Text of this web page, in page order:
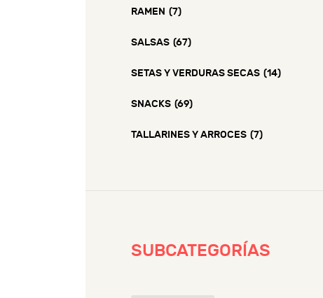
RAMEN (7)
SALSAS (67)
SETAS Y VERDURAS SECAS (14)
SNACKS (69)
TALLARINES Y ARROCES (7)
SUBCATEGORÍAS